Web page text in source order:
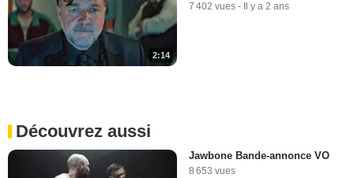
2:14
7 402 vues - Il y a 2 ans
Découvrez aussi
Jawbone Bande-annonce VO
8 653 vues